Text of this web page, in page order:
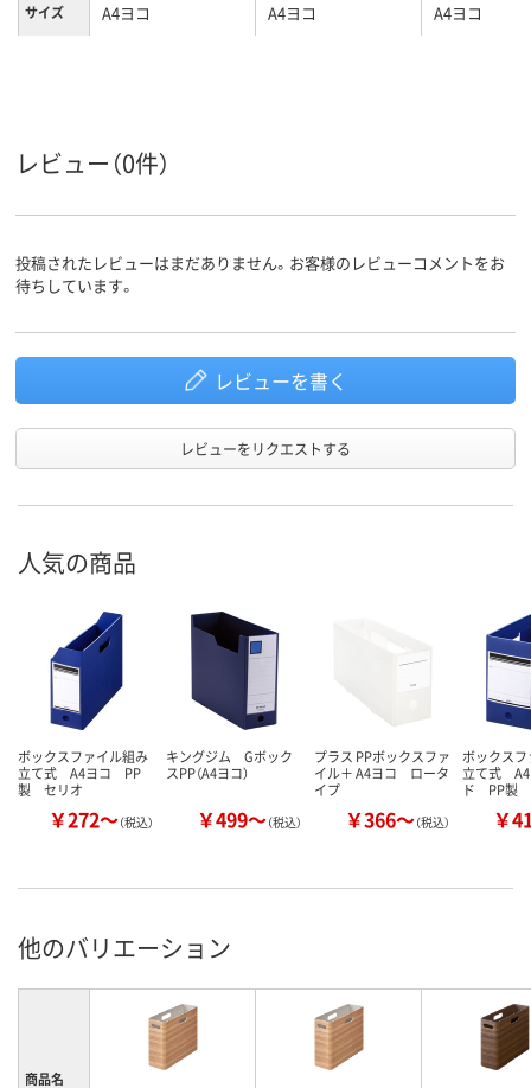
サイズ A4ヨコ A4ヨコ A4ヨコ
レビュー（0件）
投稿されたレビューはまだありません。お客様のレビューコメントをお
待ちしています。
レビューを書く
レビューをリクエストする
人気の商品
ボックスファイル組み
立て式 A4ヨコ PP
製 セリオ
￥272～（税込）
キングジム Gボック
スPP（A4ヨコ）
￥499～（税込）
プラス PPボックスファ
イル＋ A4ヨコ ロータ
イプ
￥366～（税込）
ボックス
立て式 A4
ド PP製
￥
他のバリエーション
商品名